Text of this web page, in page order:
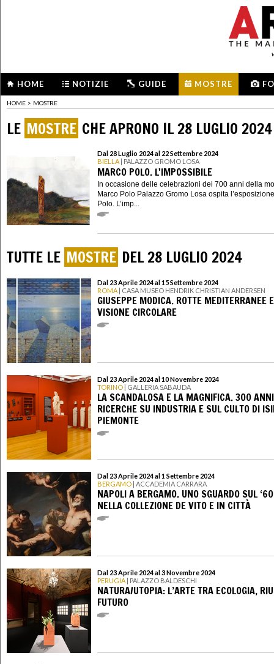
HOME NOTIZIE GUIDE MOSTRE
HOME > MOSTRE
LE MOSTRE CHE APRONO IL 28 LUGLIO 2024
Dal 28 Luglio 2024 al 22 Settembre 2024
BIELLA | PALAZZO GROMO LOSA
MARCO POLO. L'IMPOSSIBILE
In occasione delle celebrazioni dei 700 anni della
Marco Polo Palazzo Gromo Losa ospita
Polo. L’imp...
TUTTE LE MOSTRE DEL 28 LUGLIO 2024
Dal 23 Aprile 2024 al 15 Settembre 2024
ROMA | CASA MUSEO HENDRIK CHRISTIAN ANDERSEN
GIUSEPPE MODICA. ROTTE MEDITERRANEE E
VISIONE CIRCOLARE
Dal 23 Aprile 2024 al 10 Novembre 2024
TORINO | GALLERIA SABAUDA
LA SCANDALOSA E LA MAGNIFICA. 300
RICERCHE SU INDUSTRIA E SUL CULTO DI
PIEMONTE
Dal 23 Aprile 2024 al 1 Settembre 2024
BERGAMO | ACCADEMIA CARRARA
NAPOLI A BERGAMO. UNO SGUARDO SUL
NELLA COLLEZIONE DE VITO E IN CITTÀ
Dal 23 Aprile 2024 al 3 Novembre 2024
PERUGIA | PALAZZO BALDESCHI
NATURA/UTOPIA: L’ARTE TRA ECOLOGIA,
FUTURO